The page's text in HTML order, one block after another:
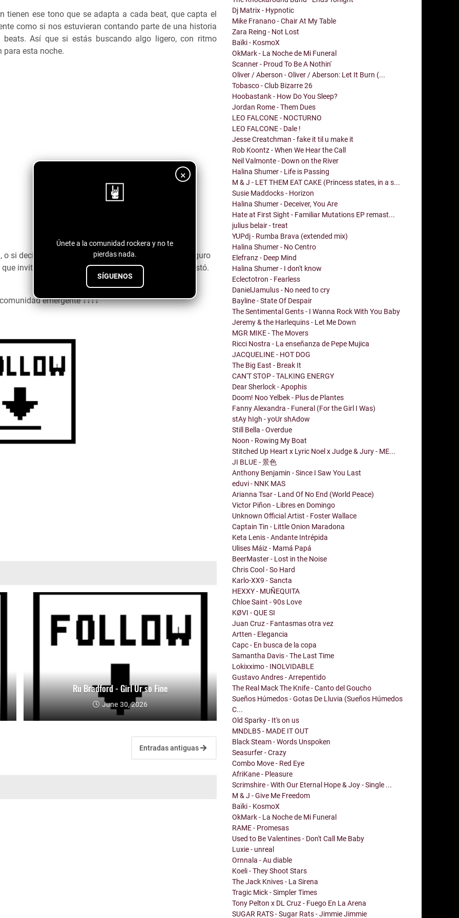
×
Únete a la comunidad rockera y no te
pierdas nada.
SÍGUENOS
tienen ese tono que se adapta a cada beat, que capta el
como si nos estuvieran contando parte de una historia
Así que si estás buscando algo ligero, con ritmo
para esta noche.
o si decides disfrutarla solo con lso audífonos te aseguro
invita a gozar de momento, y eso es lo que me gustó.
emergente ↓↓↓↓
Ru Bradford - Girl Ur so Fine
June 30, 2026
Entradas antiguas
Dj Matrix - Hypnotic
Mike Franano - Chair At My Table
Zara Reing - Not Lost
Baïki - KosmoX
OkMark - La Noche de Mi Funeral
Scanner - Proud To Be A Nothin'
Oliver / Aberson - Oliver / Aberson: Let It Burn (...
Tobasco - Club Bizarre 26
Hoobastank - How Do You Sleep?
Jordan Rome - Them Dues
LEO FALCONE - NOCTURNO
LEO FALCONE - Dale !
Jesse Creatchman - fake it til u make it
Rob Koontz - When We Hear the Call
Neil Valmonte - Down on the River
Halina Shumer - Life is Passing
M & J - LET THEM EAT CAKE (Princess states, in a s...
Susie Maddocks - Horizon
Halina Shumer - Deceiver, You Are
Hate at First Sight - Familiar Mutations EP remast...
julius belair - treat
YUPdj - Rumba Brava (extended mix)
Halina Shumer - No Centro
Elefranz - Deep Mind
Halina Shumer - I don't know
Eclectotron - Fearless
DanielJamulus - No need to cry
Bayline - State Of Despair
The Sentimental Gents - I Wanna Rock With You Baby
Jeremy & the Harlequins - Let Me Down
MGR MIKE - The Movers
Ricci Nostra - La enseñanza de Pepe Mujica
JACQUELINE - HOT DOG
The Big East - Break It
CAN'T STOP - TALKING ENERGY
Dear Sherlock - Apophis
Doom! Noo Yelbek - Plus de Plantes
Fanny Alexandra - Funeral (For the Girl I Was)
stAy hIgh - yoUr shAdow
Still Bella - Overdue
Noon - Rowing My Boat
Stitched Up Heart x Lyric Noel x Judge & Jury - ME...
JI BLUE - 景色
Anthony Benjamin - Since I Saw You Last
eduvi - NNK MAS
Arianna Tsar - Land Of No End (World Peace)
Victor Piñon - Libres en Domingo
Unknown Official Artist - Foster Wallace
Captain Tin - Little Onion Maradona
Keta Lenis - Andante Intrépida
Ulises Máiz - Mamá Papá
BeerMaster - Lost in the Noise
Chris Cool - So Hard
Karlo-XX9 - Sancta
HEXXY - MUÑEQUITA
Chloe Saint - 90s Love
KØVI - QUE SI
Juan Cruz - Fantasmas otra vez
Artten - Elegancia
Capc - En busca de la copa
Samantha Davis - The Last Time
Lokixximo - INOLVIDABLE
Gustavo Andres - Arrepentido
The Real Mack The Knife - Canto del Goucho
Sueños Húmedos - Gotas De Lluvia (Sueños Húmedos
C...
Old Sparky - It's on us
MNDLB5 - MADE IT OUT
Black Steam - Words Unspoken
Seasurfer - Crazy
Combo Move - Red Eye
AfriKane - Pleasure
Scrimshire - With Our Eternal Hope & Joy - Single ...
M & J - Give Me Freedom
Baïki - KosmoX
OkMark - La Noche de Mi Funeral
RAME - Promesas
Used to Be Valentines - Don't Call Me Baby
Luxie - unreal
Ornnala - Au diable
Koeli - They Shoot Stars
The Jack Knives - La Sirena
Tragic Mick - Simpler Times
Tony Pelton x DL Cruz - Fuego En La Arena
SUGAR RATS - Sugar Rats - Jimmie Jimmie